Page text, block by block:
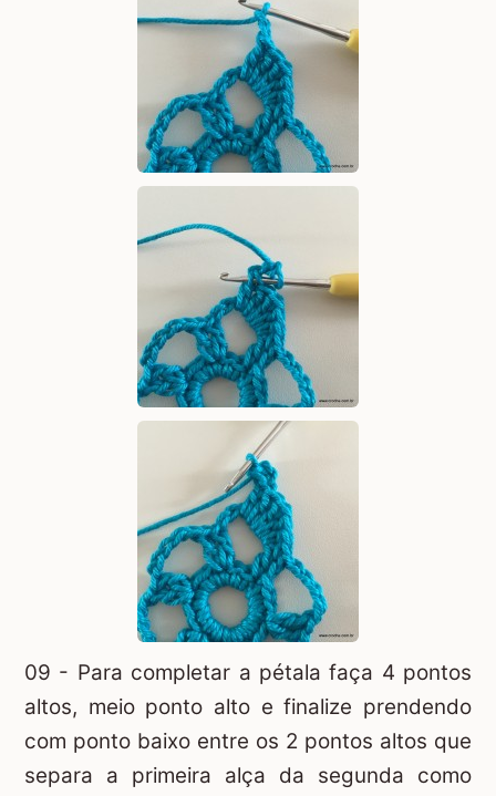
09 - Para completar a pétala faça 4 pontos
altos, meio ponto alto e finalize prendendo
com ponto baixo entre os 2 pontos altos que
separa a primeira alça da segunda como